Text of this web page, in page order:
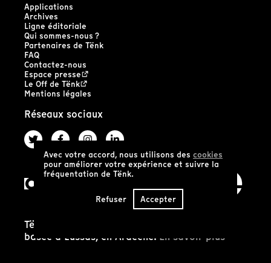
Avec votre accord, nous utilisons des cookies
pour améliorer votre expérience et suivre la
fréquentation de Tënk.
Refuser Accepter
Applications
Archives
Ligne éditoriale
Qui sommes-nous ?
Partenaires de Tënk
FAQ
Contactez-nous
Espace presse
Le Off de Tënk
Mentions légales
Réseaux sociaux
Tënk est édité par la coopérative SCIC Tënk
basée à Lussas, en Ardèche. En savoir plus